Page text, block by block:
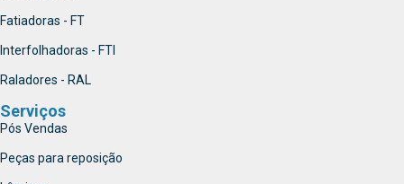
Fatiadoras - FT
Interfolhadoras - FTI
Raladores - RAL
Serviços
Pós Vendas
Peças para reposição